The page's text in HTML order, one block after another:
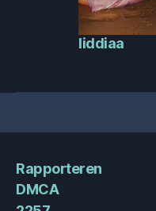
liddiaa
Rapporteren
DMCA